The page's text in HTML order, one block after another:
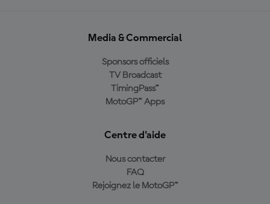
Media & Commercial
Sponsors officiels
TV Broadcast
TimingPass™
MotoGP™ Apps
Centre d'aide
Nous contacter
FAQ
Rejoignez le MotoGP™